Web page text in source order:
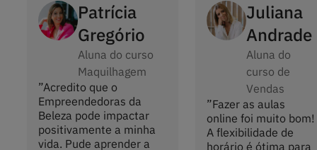
Patrícia
Gregório
Aluna do curso
Maquilhagem
”Acredito que o
Empreendedoras da
Beleza pode impactar
positivamente a minha
vida. Pude aprender a
Juliana
Andrade
Aluna do
curso de
Vendas
”Fazer as aulas
online foi muito bom!
A flexibilidade de
horário é ótima para